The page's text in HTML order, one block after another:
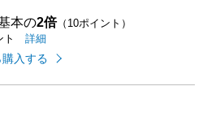
本の2倍（10ポイント）
イオンカードのご利用でたまるポイ
詳細
入する